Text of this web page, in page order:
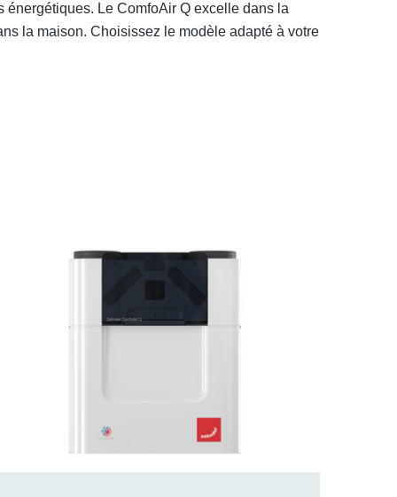
énergétiques. Le ComfoAir Q excelle dans la
la maison. Choisissez le modèle adapté à votre